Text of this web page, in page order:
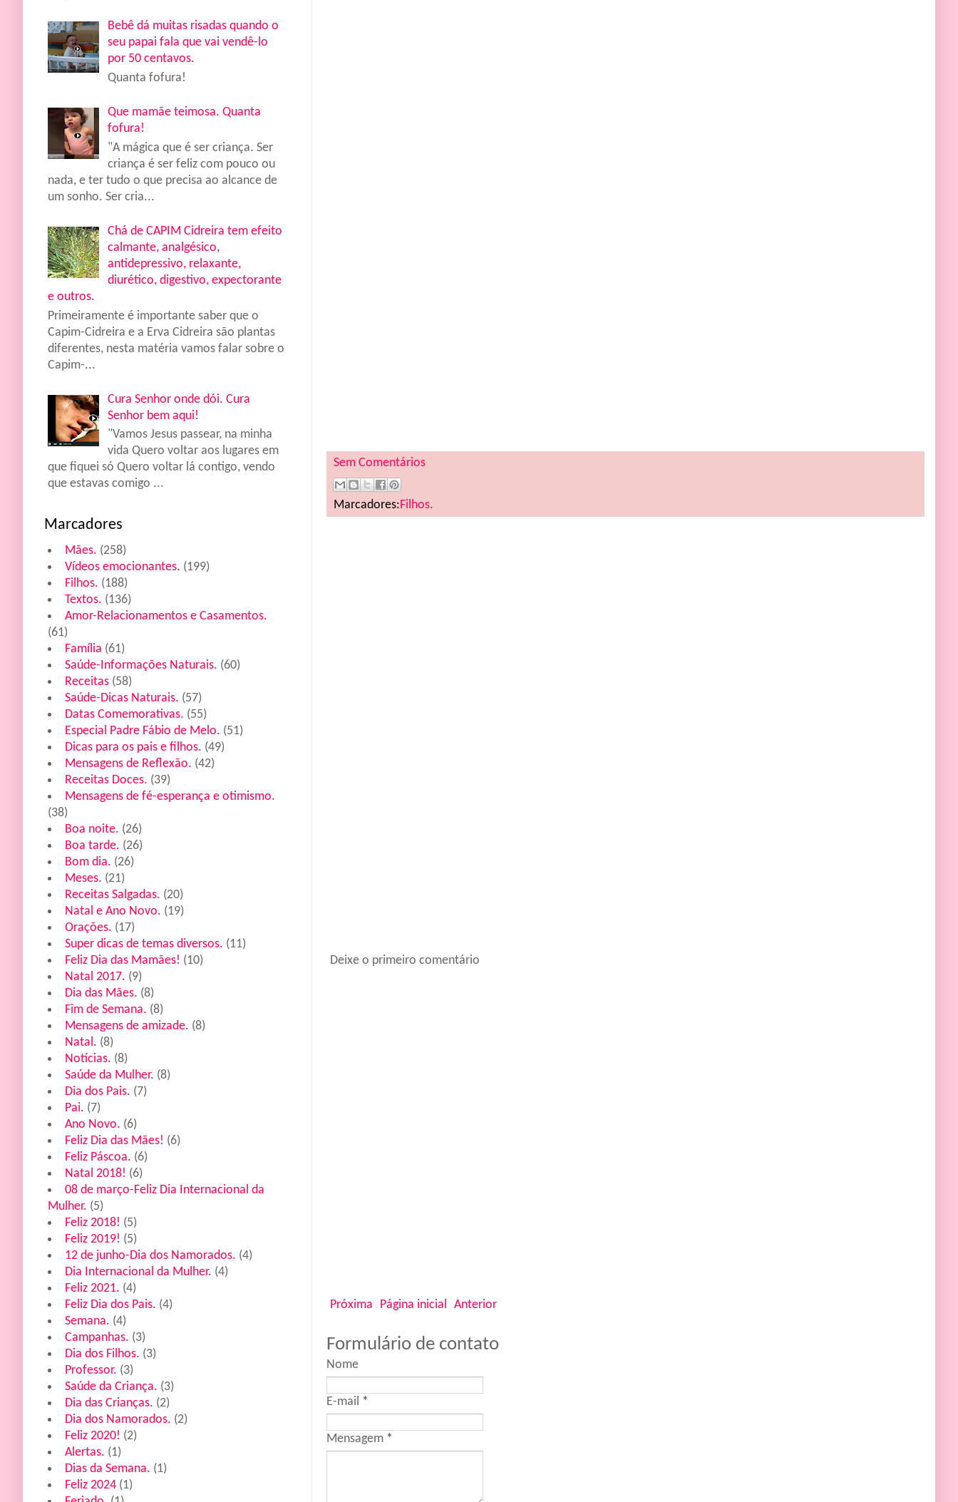
Bebê dá muitas risadas quando o
seu papai fala que vai vendê-lo
por 50 centavos.
Quanta fofura!
Que mamãe teimosa. Quanta
fofura!
"A mágica que é ser criança. Ser
criança é ser feliz com pouco ou
nada, e ter tudo o que precisa ao alcance de
um sonho. Ser cria...
Chá de CAPIM Cidreira tem efeito
calmante, analgésico,
antidepressivo, relaxante,
diurético, digestivo, expectorante
e outros.
Primeiramente é importante saber que o
Capim-Cidreira e a Erva Cidreira são plantas
diferentes, nesta matéria vamos falar sobre o
Capim-...
Cura Senhor onde dói. Cura
Senhor bem aqui!
"Vamos Jesus passear, na minha
vida Quero voltar aos lugares em
que fiquei só Quero voltar lá contigo, vendo
que estavas comigo ...
Marcadores
Mães. (258)
Vídeos emocionantes. (199)
Filhos. (188)
Textos. (136)
Amor-Relacionamentos e Casamentos.
(61)
Família (61)
Saúde-Informações Naturais. (60)
Receitas (58)
Saúde-Dicas Naturais. (57)
Datas Comemorativas. (55)
Especial Padre Fábio de Melo. (51)
Dicas para os pais e filhos. (49)
Mensagens de Reflexão. (42)
Receitas Doces. (39)
Mensagens de fé-esperança e otimismo.
(38)
Boa noite. (26)
Boa tarde. (26)
Bom dia. (26)
Meses. (21)
Receitas Salgadas. (20)
Natal e Ano Novo. (19)
Orações. (17)
Super dicas de temas diversos. (11)
Feliz Dia das Mamães! (10)
Natal 2017. (9)
Dia das Mães. (8)
Fim de Semana. (8)
Mensagens de amizade. (8)
Natal. (8)
Notícias. (8)
Saúde da Mulher. (8)
Dia dos Pais. (7)
Pai. (7)
Ano Novo. (6)
Feliz Dia das Mães! (6)
Feliz Páscoa. (6)
Natal 2018! (6)
08 de março-Feliz Dia Internacional da
Mulher. (5)
Feliz 2018! (5)
Feliz 2019! (5)
12 de junho-Dia dos Namorados. (4)
Dia Internacional da Mulher. (4)
Feliz 2021. (4)
Feliz Dia dos Pais. (4)
Semana. (4)
Campanhas. (3)
Dia dos Filhos. (3)
Professor. (3)
Saúde da Criança. (3)
Dia das Crianças. (2)
Dia dos Namorados. (2)
Feliz 2020! (2)
Alertas. (1)
Dias da Semana. (1)
Feliz 2024 (1)
Sem Comentários
Marcadores:Filhos.
Deixe o primeiro comentário
Próxima Anterior
Página inicial
Formulário de contato
Nome
E-mail *
Mensagem *